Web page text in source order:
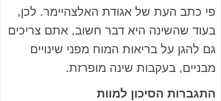
פי כתב העת של אגודת האלצהיימר. לכן,
בעוד שהשינה היא דבר חשוב, אתם צריכים
גם להגן על בריאות המוח מפני שינויים
מבניים, בעקבות שינה מופרזת.
התגברות הסיכון למוות